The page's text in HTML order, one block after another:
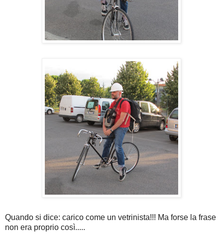
Quando si dice: carico come un vetrinista!!! Ma forse la frase
non era proprio così.....